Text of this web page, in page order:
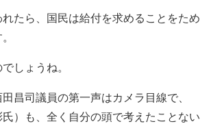
たら、国民は給付を求めることをため
しょうね。
昌司議員の第一声はカメラ目線で、
氏）も、全く自分の頭で考えたことない